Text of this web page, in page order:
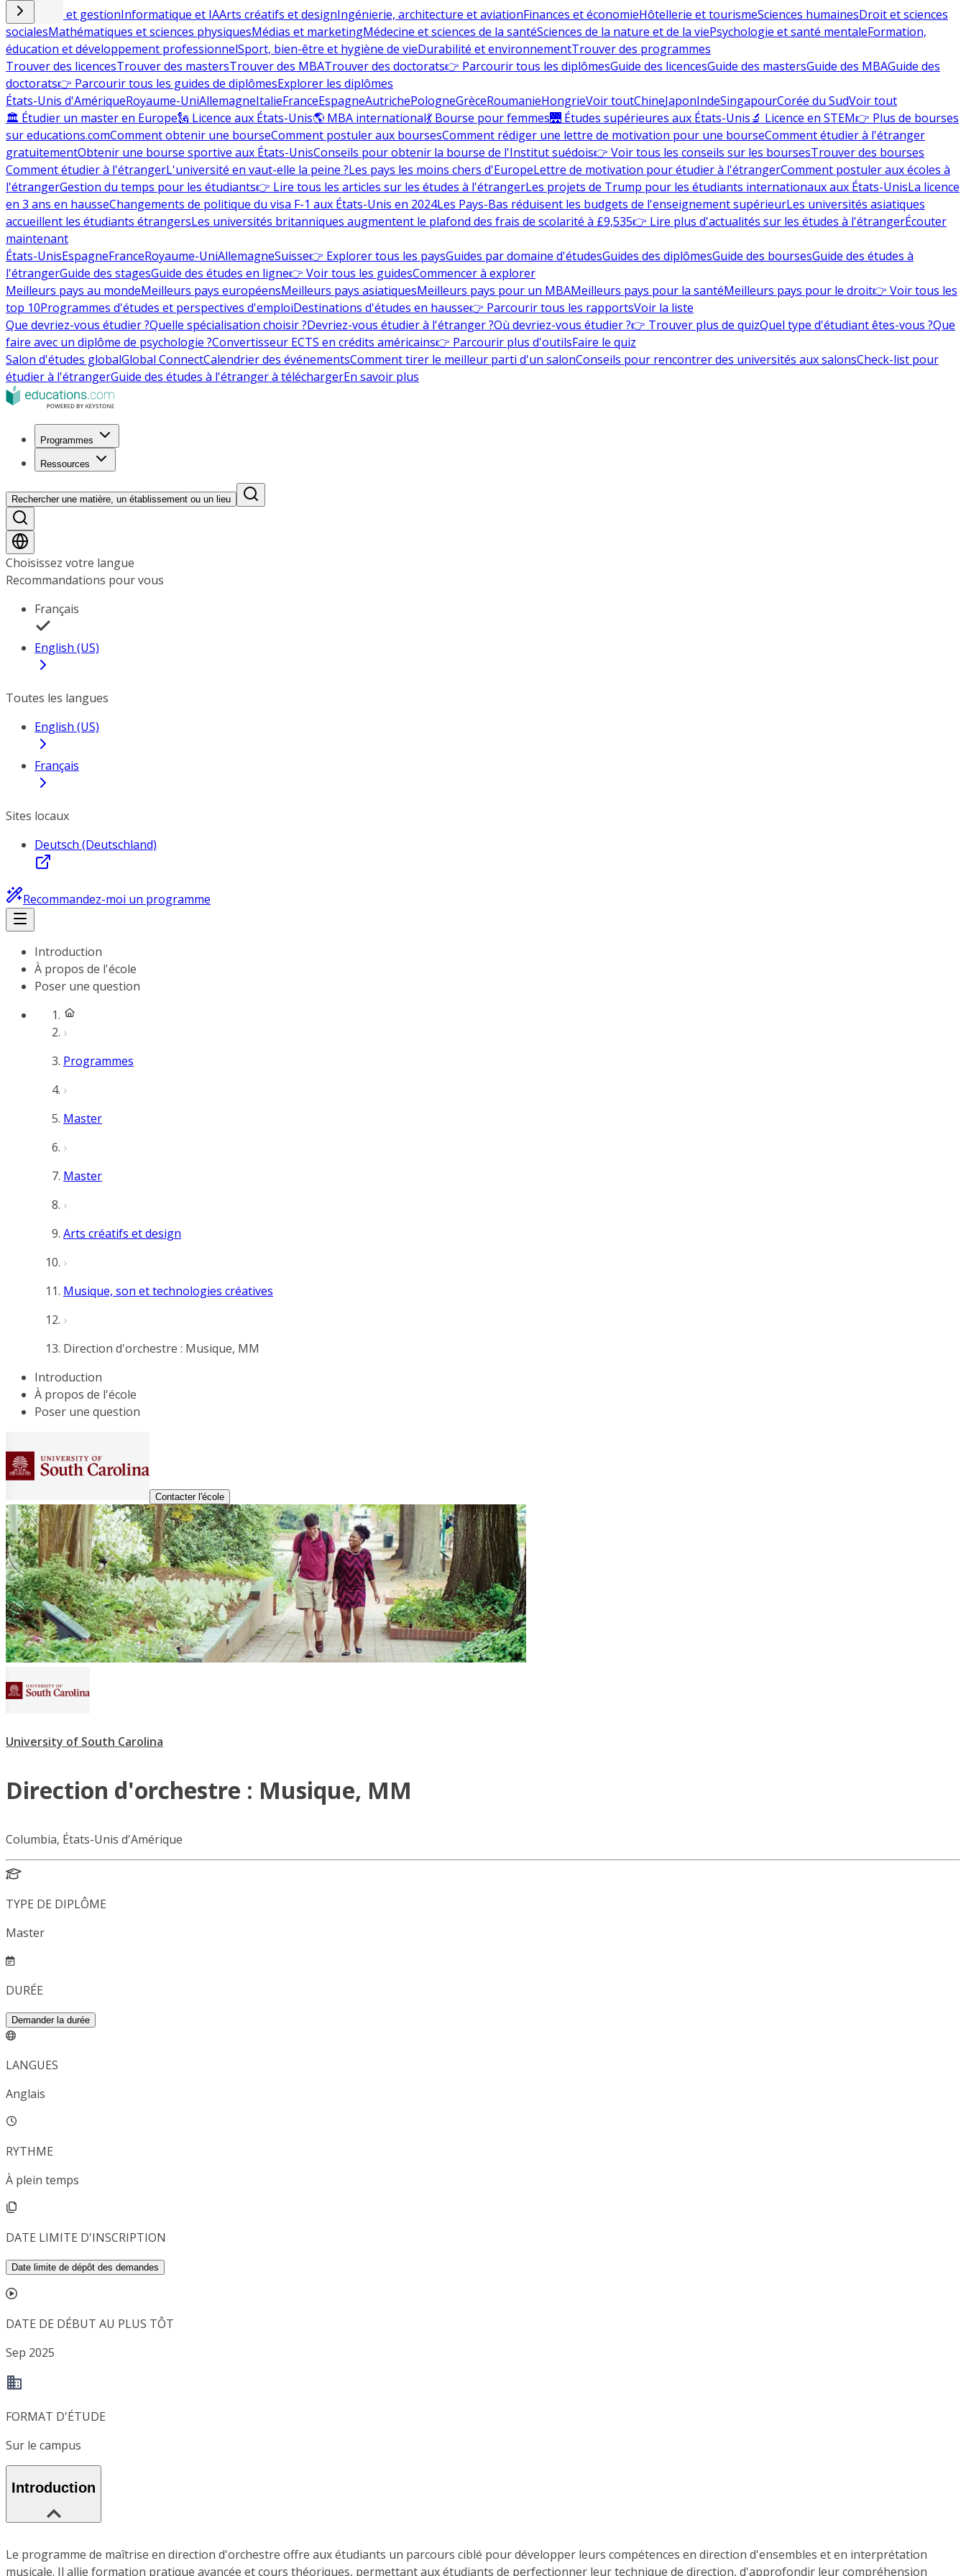
Commerce et gestionInformatique et IAArts créatifs et designIngénierie, architecture et aviationFinances et économieHôtellerie et tourismeSciences humainesDroit et sciences
socialesMathématiques et sciences physiquesMédias et marketingMédecine et sciences de la santéSciences de la nature et de la viePsychologie et santé mentaleFormation,
éducation et développement professionnelSport, bien-être et hygiène de vieDurabilité et environnementTrouver des programmes
Trouver des licencesTrouver des mastersTrouver des MBATrouver des doctorats👉 Parcourir tous les diplômesGuide des licencesGuide des mastersGuide des MBAGuide des
doctorats👉 Parcourir tous les guides de diplômesExplorer les diplômes
États-Unis d'AmériqueRoyaume-UniAllemagneItalieFranceEspagneAutrichePologneGrèceRoumanieHongrieVoir toutChineJaponIndeSingapourCorée du SudVoir tout
🏛 Étudier un master en Europe🗽 Licence aux États-Unis🌎 MBA international💃 Bourse pour femmes🌉 Études supérieures aux États-Unis🔬 Licence en STEM👉 Plus de bourses
sur educations.comComment obtenir une bourseComment postuler aux boursesComment rédiger une lettre de motivation pour une bourseComment étudier à l'étranger
gratuitementObtenir une bourse sportive aux États-UnisConseils pour obtenir la bourse de l'Institut suédois👉 Voir tous les conseils sur les boursesTrouver des bourses
Comment étudier à l'étrangerL'université en vaut-elle la peine ?Les pays les moins chers d'EuropeLettre de motivation pour étudier à l'étrangerComment postuler aux écoles à
l'étrangerGestion du temps pour les étudiants👉 Lire tous les articles sur les études à l'étrangerLes projets de Trump pour les étudiants internationaux aux États-UnisLa licence
en 3 ans en hausseChangements de politique du visa F-1 aux États-Unis en 2024Les Pays-Bas réduisent les budgets de l'enseignement supérieurLes universités asiatiques
accueillent les étudiants étrangersLes universités britanniques augmentent le plafond des frais de scolarité à £9,535👉 Lire plus d'actualités sur les études à l'étrangerÉcouter
maintenant
États-UnisEspagneFranceRoyaume-UniAllemagneSuisse👉 Explorer tous les paysGuides par domaine d'étudesGuides des diplômesGuide des boursesGuide des études à
l'étrangerGuide des stagesGuide des études en ligne👉 Voir tous les guidesCommencer à explorer
Meilleurs pays au mondeMeilleurs pays européensMeilleurs pays asiatiquesMeilleurs pays pour un MBAMeilleurs pays pour la santéMeilleurs pays pour le droit👉 Voir tous les
top 10Programmes d'études et perspectives d'emploiDestinations d'études en hausse👉 Parcourir tous les rapportsVoir la liste
Que devriez-vous étudier ?Quelle spécialisation choisir ?Devriez-vous étudier à l'étranger ?Où devriez-vous étudier ?👉 Trouver plus de quizQuel type d'étudiant êtes-vous ?Que
faire avec un diplôme de psychologie ?Convertisseur ECTS en crédits américains👉 Parcourir plus d'outilsFaire le quiz
Salon d'études globalGlobal ConnectCalendrier des événementsComment tirer le meilleur parti d'un salonConseils pour rencontrer des universités aux salonsCheck-list pour
étudier à l'étrangerGuide des études à l'étranger à téléchargerEn savoir plus
Programmes
Ressources
Rechercher une matière, un établissement ou un lieu
Choisissez votre langue
Recommandations pour vous
Français
English (US)
Toutes les langues
English (US)
Français
Sites locaux
Deutsch (Deutschland)
Recommandez-moi un programme
Introduction
À propos de l'école
Poser une question
Programmes
Master
Master
Arts créatifs et design
Musique, son et technologies créatives
Direction d'orchestre : Musique, MM
Introduction
À propos de l'école
Poser une question
Contacter l'école
University of South Carolina
Direction d'orchestre : Musique, MM
Columbia, États-Unis d'Amérique
TYPE DE DIPLÔME
Master
DURÉE
Demander la durée
LANGUES
Anglais
RYTHME
À plein temps
DATE LIMITE D'INSCRIPTION
Date limite de dépôt des demandes
DATE DE DÉBUT AU PLUS TÔT
Sep 2025
FORMAT D'ÉTUDE
Sur le campus
Introduction
Le programme de maîtrise en direction d'orchestre offre aux étudiants un parcours ciblé pour développer leurs compétences en direction d'ensembles et en interprétation
musicale. Il allie formation pratique avancée et cours théoriques, permettant aux étudiants de perfectionner leur technique de direction, d'approfondir leur compréhension